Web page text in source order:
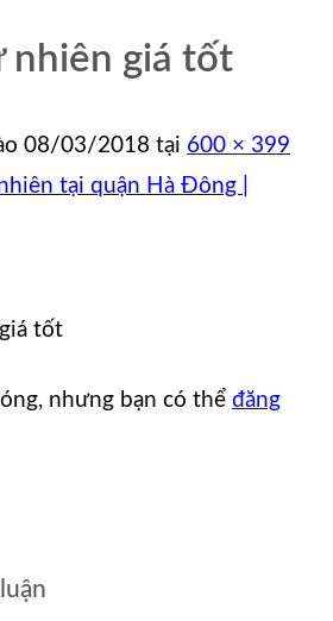
nhiên giá tốt
08/03/2018 tại 600 × 399
tại quận Hà Đông |
tốt
nhưng bạn có thể đăng